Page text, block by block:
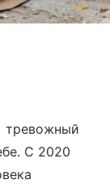
тревожный
С 2020